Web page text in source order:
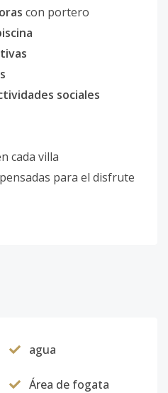
con portero
sociales
cada villa
pensadas para el disfrute
agua
Área de fogata